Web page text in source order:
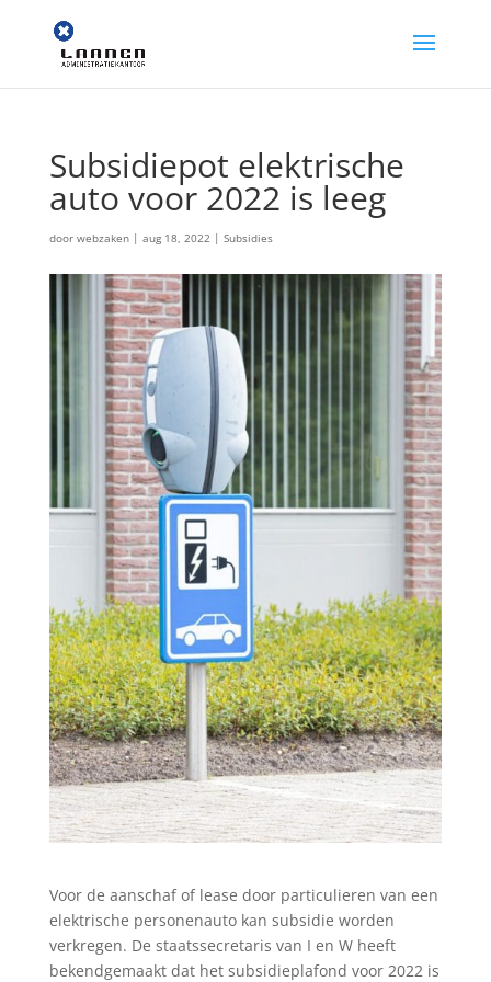
Subsidiepot elektrische
auto voor 2022 is leeg
door webzaken| aug 18, 2022 | Subsidies
Voor de aanschaf of lease door particulieren van een
elektrische personenauto kan subsidie worden
verkregen. De staatssecretaris van I en W heeft
bekendgemaakt dat het subsidieplafond voor 2022 is